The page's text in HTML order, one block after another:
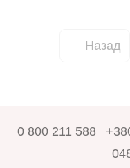
Назад
0 800 211 588